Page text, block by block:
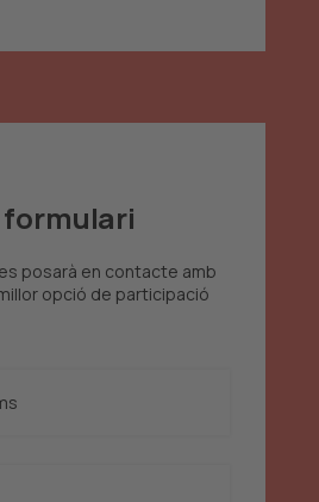
formulari
posarà en contacte amb
opció de participació